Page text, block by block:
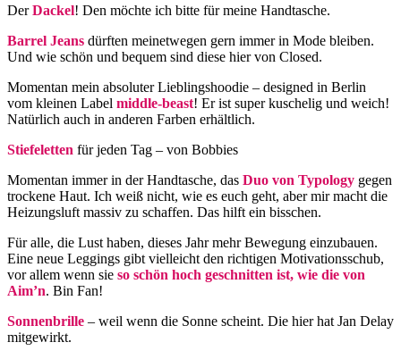
DerDackel! Den möchte ich bitte für meine Handtasche.
Barrel Jeans dürften meinetwegen gern immer in Mode bleiben.
Und wie schön und bequem sind diese hier von Closed.
Momentan mein absoluter Lieblingshoodie – designed in Berlin
vom kleinen Label middle-beast! Er ist super kuschelig und weich!
Natürlich auch in anderen Farben erhältlich.
Stiefeletten für jeden Tag – von Bobbies
Momentan immer in der Handtasche, das Duo von Typology gegen
trockene Haut. Ich weiß nicht, wie es euch geht, aber mir macht die
Heizungsluft massiv zu schaffen. Das hilft ein bisschen.
Für alle, die Lust haben, dieses Jahr mehr Bewegung einzubauen.
Eine neue Leggings gibt vielleicht den richtigen Motivationsschub,
vor allem wenn sie so schön hoch geschnitten ist, wie die von
Aim’n. Bin Fan!
Sonnenbrille – weil wenn die Sonne scheint. Die hier hat Jan Delay
mitgewirkt.